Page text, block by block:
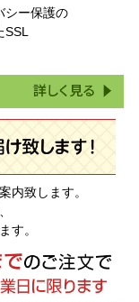
シー保護の
内致します。
す。